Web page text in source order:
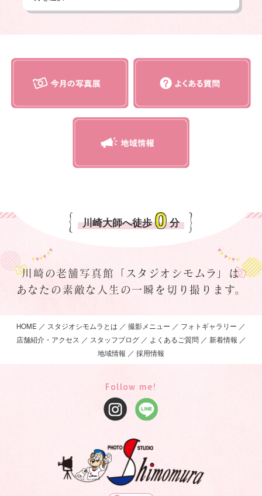
川崎大師へ徒歩 分
川崎の老舗写真館「スタジオシモムラ」は
あなたの素敵な人生の一瞬を切り撮ります。
HOME スタジオシモムラとは 撮影メニュー
フォトギャラリー
店舗紹介・アクセス
スタッフブログ よくあるご質問
新着情報
地域情報
採用情報
Follow me!